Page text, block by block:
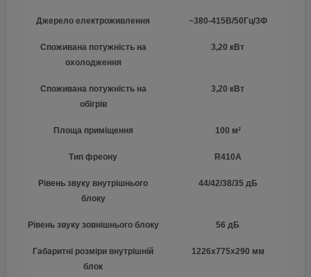
Джерело електроживлення ~380-415В/50Гц/3Ф
Споживана потужність на
охолодження
3,20 кВт
Споживана потужність на
обігрів
3,20 кВт
Площа приміщення 100 м²
Тип фреону R410А
Рівень звуку внутрішнього
блоку
44/42/38/35 дБ
Рівень звуку зовнішнього блоку 56 дБ
Габаритні розміри внутрішній
блок
1226х775х290 мм